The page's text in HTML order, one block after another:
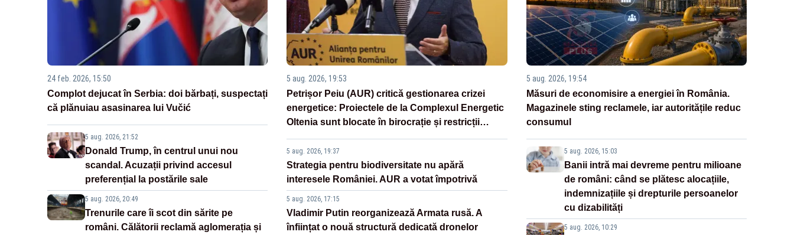
24 feb. 2026, 15:50
Complot dejucat în Serbia: doi bărbați, suspectați
că plănuiau asasinarea lui Vučić
5 aug. 2026, 21:52
Donald Trump, în centrul unui nou
scandal. Acuzații privind accesul
preferențial la postările sale
5 aug. 2026, 20:49
Trenurile care îi scot din sărite pe
români. Călătorii reclamă aglomerația și
5 aug. 2026, 19:53
Petrișor Peiu (AUR) critică gestionarea crizei
energetice: Proiectele de la Complexul Energetic
Oltenia sunt blocate în birocrație și restricții
5 aug. 2026, 19:37
Strategia pentru biodiversitate nu apără
interesele României. AUR a votat împotrivă
5 aug. 2026, 17:15
Vladimir Putin reorganizează Armata rusă. A
înființat o nouă structură dedicată dronelor
5 aug. 2026, 19:54
Măsuri de economisire a energiei în România.
Magazinele sting reclamele, iar autoritățile reduc
consumul
5 aug. 2026, 15:03
Banii intră mai devreme pentru milioane
de români: când se plătesc alocațiile,
indemnizațiile și drepturile persoanelor
cu dizabilități
5 aug. 2026, 10:29